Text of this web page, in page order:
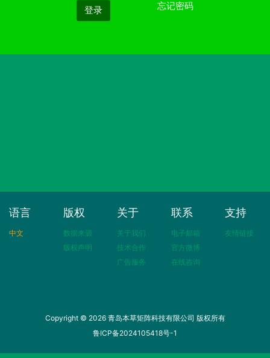
登录 忘记密码
语言
中文
版权
数据来源
版权声明
关于
关于我们
技术合作
广告服务
联系
电子邮箱
官方微博
在线咨询
支持
友情链接
Copyright © 2026 青岛本草矩阵科技有限公司 版权所有
鲁ICP备2024105418号-1